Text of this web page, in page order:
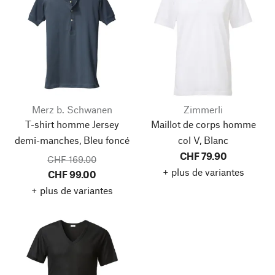
Merz b. Schwanen
T-shirt homme Jersey
demi-manches, Bleu foncé
CHF 169.00
CHF 99.00
+ plus de variantes
Zimmerli
Maillot de corps homme
col V, Blanc
CHF 79.90
+ plus de variantes